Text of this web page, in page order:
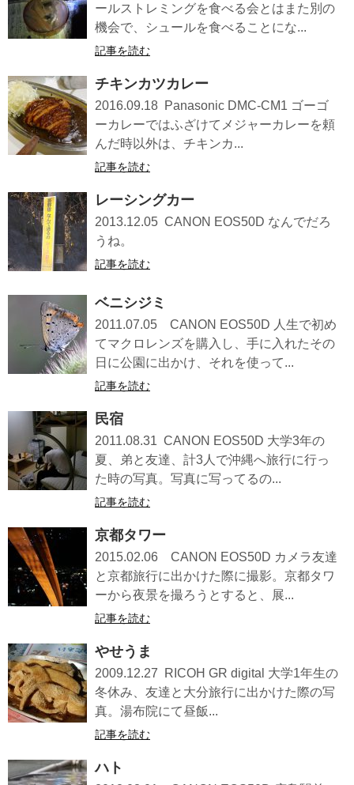
ールストレミングを食べる会とはまた別の
機会で、シュールを食べることにな...
記事を読む
チキンカツカレー
2016.09.18 Panasonic DMC-CM1 ゴーゴ
ーカレーではふざけてメジャーカレーを頼
んだ時以外は、チキンカ...
記事を読む
レーシングカー
2013.12.05 CANON EOS50D なんでだろ
うね。
記事を読む
ベニシジミ
2011.07.05 CANON EOS50D 人生で初め
てマクロレンズを購入し、手に入れたその
日に公園に出かけ、それを使って...
記事を読む
民宿
2011.08.31 CANON EOS50D 大学3年の
夏、弟と友達、計3人で沖縄へ旅行に行っ
た時の写真。写真に写ってるの...
記事を読む
京都タワー
2015.02.06 CANON EOS50D カメラ友達
と京都旅行に出かけた際に撮影。京都タワ
ーから夜景を撮ろうとすると、展...
記事を読む
やせうま
2009.12.27 RICOH GR digital 大学1年生の
冬休み、友達と大分旅行に出かけた際の写
真。湯布院にて昼飯...
記事を読む
ハト